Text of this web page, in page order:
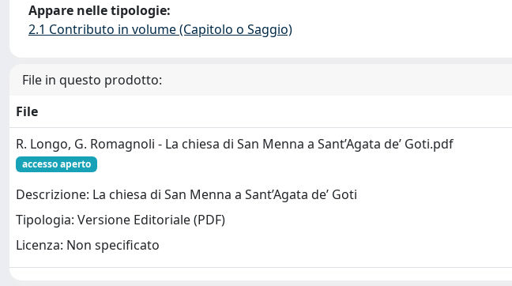
Appare nelle tipologie:
2.1 Contributo in volume (Capitolo o Saggio)
File in questo prodotto:
File
R. Longo, G. Romagnoli - La chiesa di San Menna a Sant’Agata de’ Goti.pdf
accesso aperto
Descrizione: La chiesa di San Menna a Sant’Agata de’ Goti
Tipologia: Versione Editoriale (PDF)
Licenza: Non specificato